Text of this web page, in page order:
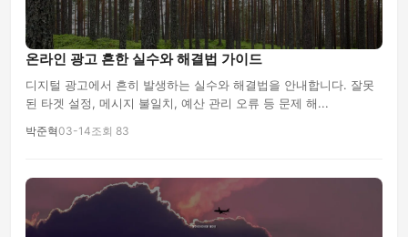
온라인 광고 흔한 실수와 해결법 가이드
디지털 광고에서 흔히 발생하는 실수와 해결법을 안내합니다. 잘못
된 타겟 설정, 메시지 불일치, 예산 관리 오류 등 문제 해...
박준혁03-14조회 83